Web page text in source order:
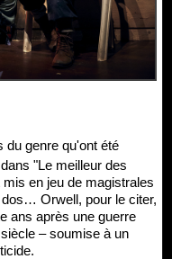
du genre qu'ont été
"Le meilleur des
en jeu de magistrales
Orwell, pour le citer,
ans après une guerre
– soumise à un